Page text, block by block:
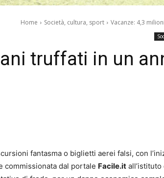
Home Società, cultura, sport Vacanze: 4,3
truffati in un
fantasma o biglietti aerei falsi, con
commissionata dal portale Facile.it